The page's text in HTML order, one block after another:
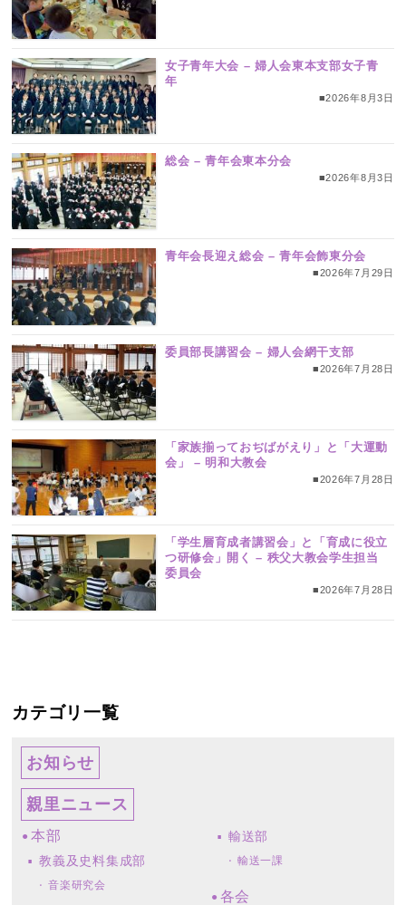
女子青年大会 – 婦人会東本支部女子青
年
■2026年8月3日
総会 – 青年会東本分会
■2026年8月3日
青年会長迎え総会 – 青年会飾東分会
■2026年7月29日
委員部長講習会 – 婦人会網干支部
■2026年7月28日
「家族揃っておぢばがえり」と「大運動
会」 – 明和大教会
■2026年7月28日
「学生層育成者講習会」と「育成に役立
つ研修会」開く – 秩父大教会学生担当
委員会
■2026年7月28日
カテゴリ一覧
お知らせ
親里ニュース
本部
教義及史料集成部
音楽研究会
輸送部
輸送一課
各会